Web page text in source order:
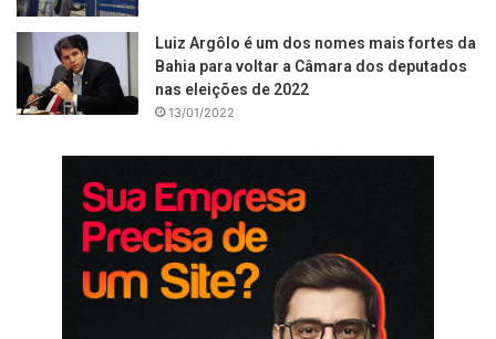
Luiz Argôlo é um dos nomes mais fortes da
Bahia para voltar a Câmara dos deputados
nas eleições de 2022
13/01/2022